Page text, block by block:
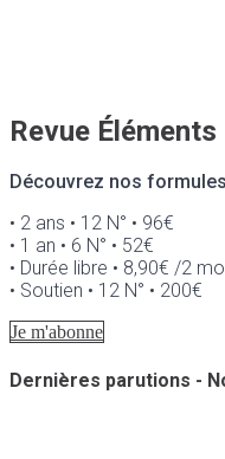
Revue Éléments
Découvrez nos
• 2 ans • 12 N° • 96€
• 1 an • 6 N° • 52€
• Durée libre • 8,90€ /2
• Soutien • 12 N° • 200€
Je m'abonne
Dernières parutions -